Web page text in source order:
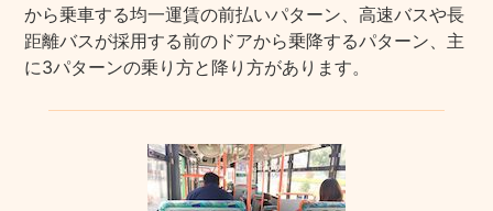
から乗車する均一運賃の前払いパターン、高速バスや長
距離バスが採用する前のドアから乗降するパターン、主
に3パターンの乗り方と降り方があります。